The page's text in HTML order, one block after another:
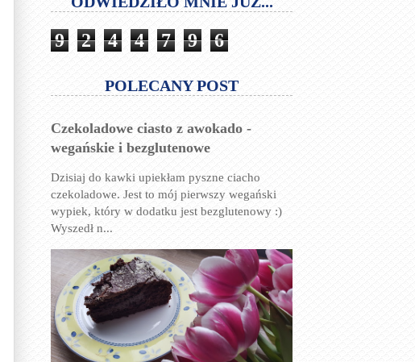
9 2 4 4 7 9 6
POLECANY POST
Czekoladowe ciasto z awokado -
wegańskie i bezglutenowe
Dzisiaj do kawki upiekłam pyszne ciacho
czekoladowe. Jest to mój pierwszy wegański
wypiek, który w dodatku jest bezglutenowy :)
Wyszedł n...